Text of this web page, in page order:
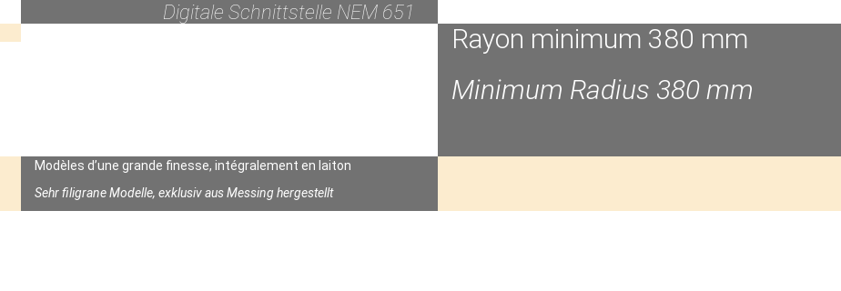
Digitale Schnittstelle NEM 651
Rayon minimum 380 mm
Minimum Radius 380 mm
Modèles d’une grande finesse, intégralement en laiton
Sehr filigrane Modelle, exklusiv aus Messing hergestellt